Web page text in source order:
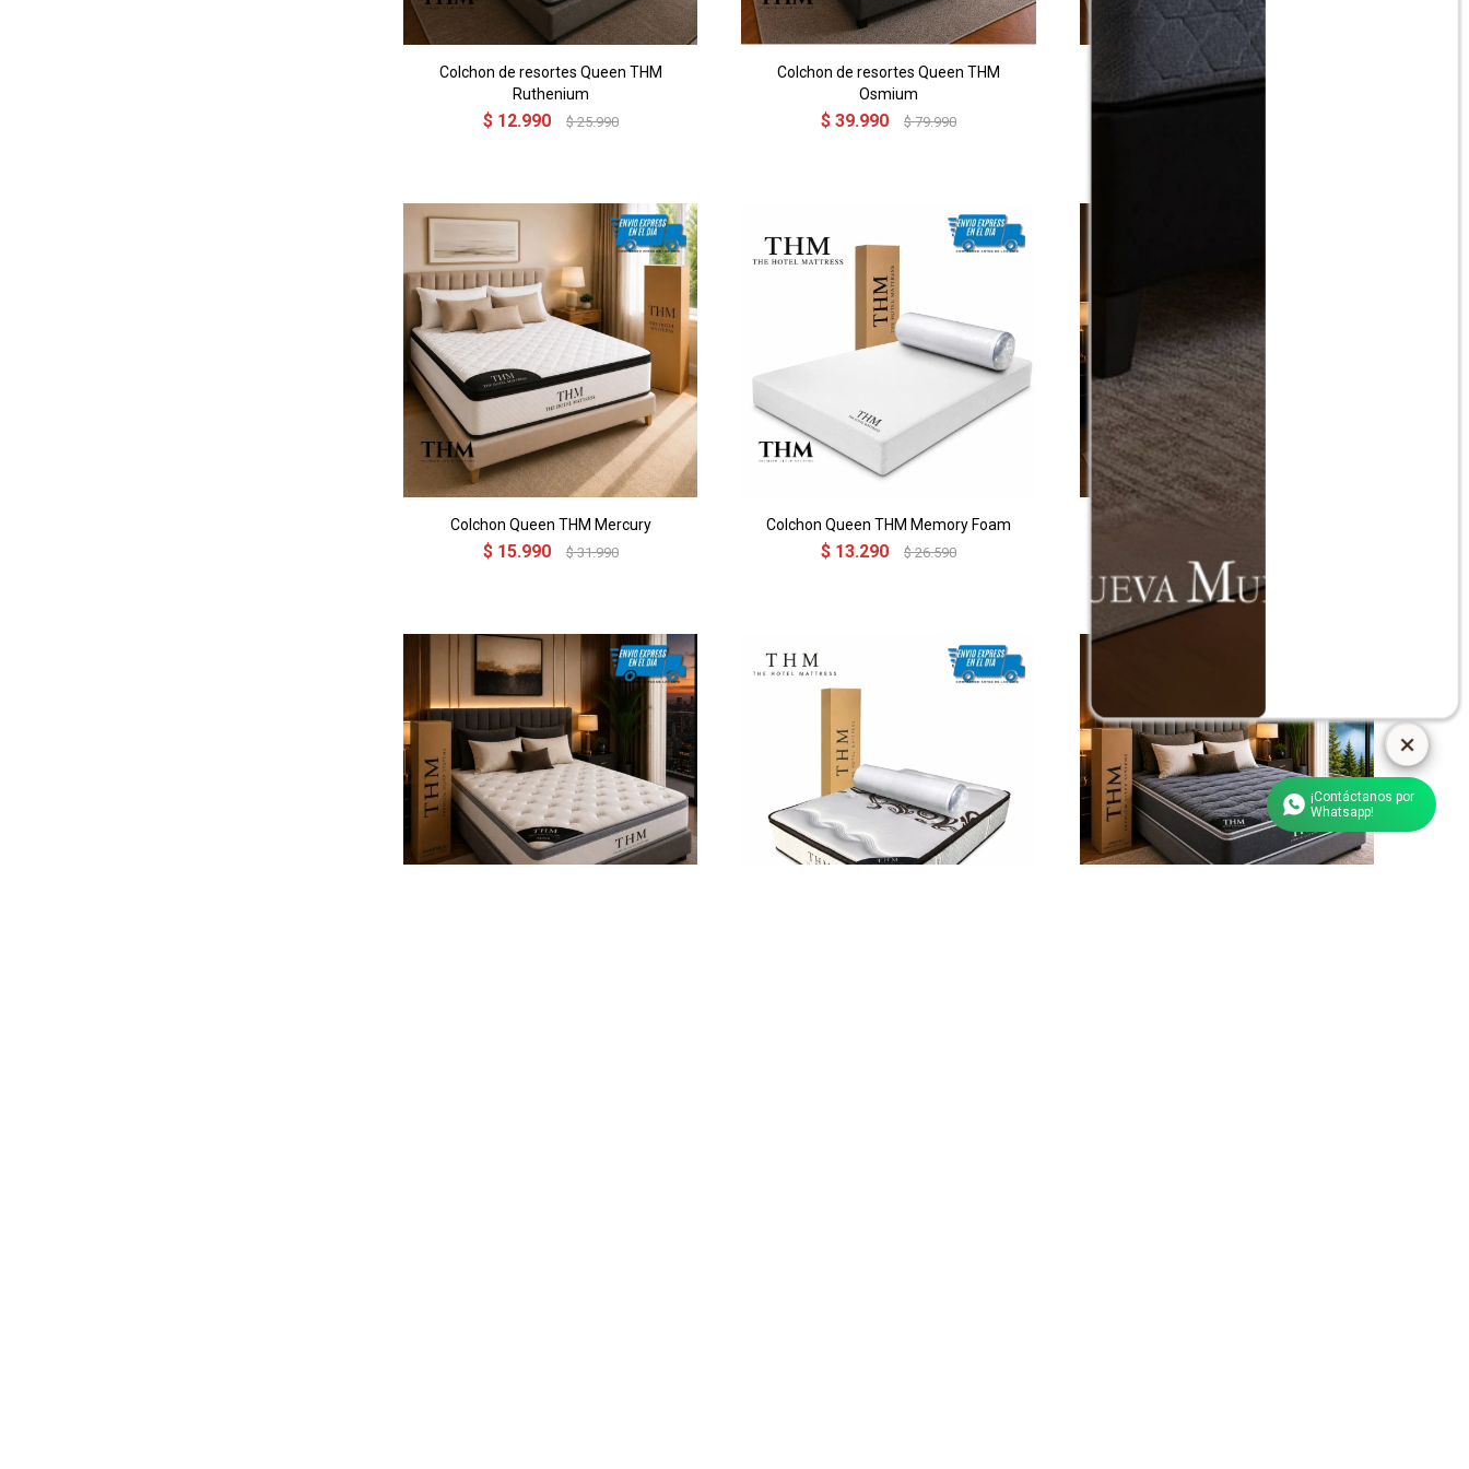
Colchon de resortes Queen THM
Ruthenium
$ 12.990 $ 25.990
Colchon de resortes Queen THM
Osmium
$ 39.990 $ 79.990
Colchon de resortes Queen THM
Scandium
Colchon Queen THM Mercury
$ 15.990 $ 31.990
Colchon Queen THM Memory Foam
$ 13.290 $ 26.590
Colchon de resortes Queen THM Gold
¡Contáctanos por
Whatsapp!